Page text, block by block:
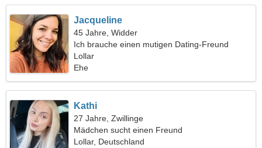
Jacqueline
45 Jahre, Widder
Ich brauche einen mutigen Dating-Freund
Lollar
Ehe
Kathi
27 Jahre, Zwillinge
Mädchen sucht einen Freund
Lollar, Deutschland